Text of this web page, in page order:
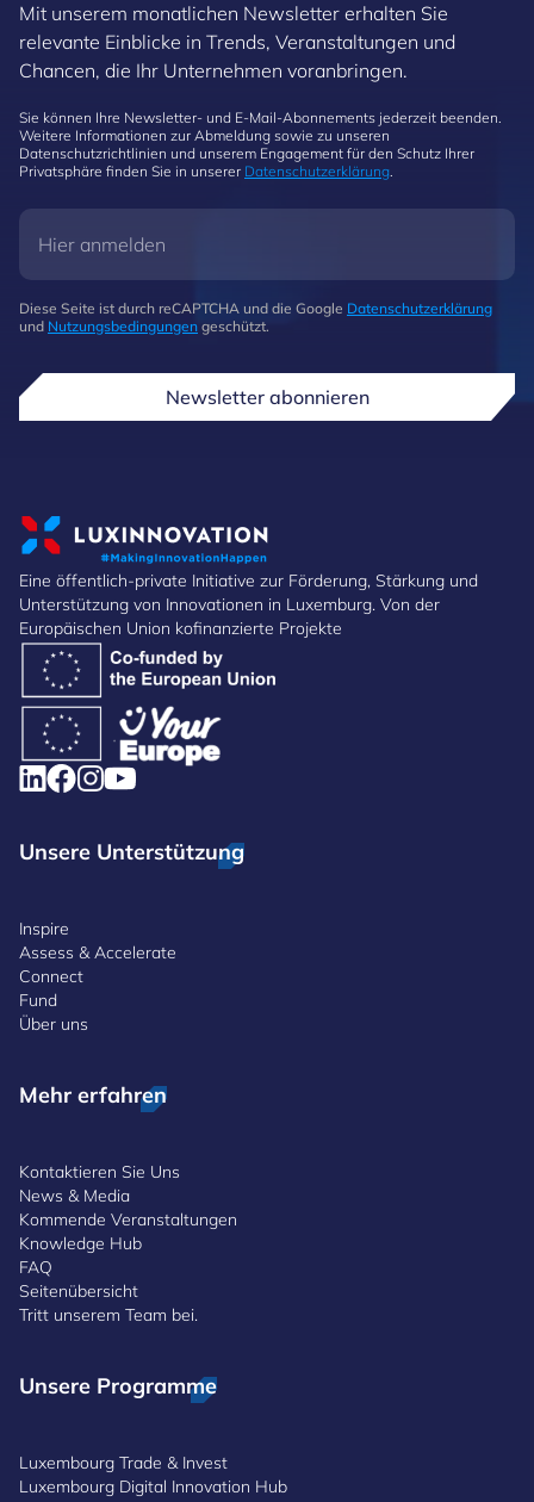
Mit unserem monatlichen Newsletter erhalten Sie
relevante Einblicke in Trends, Veranstaltungen und
Chancen, die Ihr Unternehmen voranbringen.
Sie können Ihre Newsletter- und E-Mail-Abonnements jederzeit beenden.
Weitere Informationen zur Abmeldung sowie zu unseren
Datenschutzrichtlinien und unserem Engagement für den Schutz Ihrer
Privatsphäre finden Sie in unserer Datenschutzerklärung.
Diese Seite ist durch reCAPTCHA und die Google Datenschutzerklärung
und Nutzungsbedingungen geschützt.
Newsletter abonnieren
Eine öffentlich-private Initiative zur Förderung, Stärkung und
Unterstützung von Innovationen in Luxemburg. Von der
Europäischen Union kofinanzierte Projekte
Unsere Unterstützung
Inspire
Assess & Accelerate
Connect
Fund
Über uns
Mehr erfahren
Kontaktieren Sie Uns
News & Media
Kommende Veranstaltungen
Knowledge Hub
FAQ
Seitenübersicht
Tritt unserem Team bei.
Unsere Programme
Luxembourg Trade & Invest
Luxembourg Digital Innovation Hub